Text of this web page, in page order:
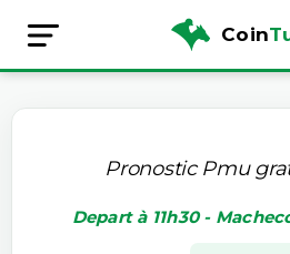
Coin
Pronostic Pmu
Depart à 11h30 -